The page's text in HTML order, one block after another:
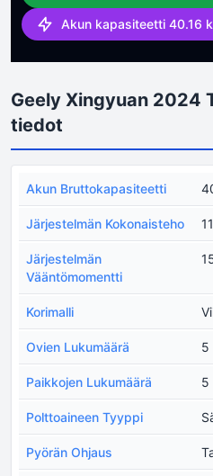
Akun kapasiteetti 40.16
Geely Xingyuan 2024
tiedot
Akun Bruttokapasiteetti
Järjestelmän Kokonaisteho
Järjestelmän
Vääntömomentti
Korimalli
Ovien Lukumäärä 5
Paikkojen Lukumäärä 5
Polttoaineen Tyyppi
Pyörän Ohjaus